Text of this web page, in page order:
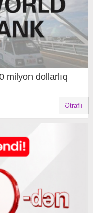
milyon dollarlıq
Ətraflı